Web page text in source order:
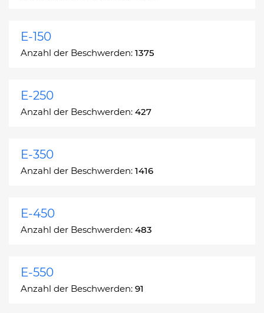
E-150
Anzahl der Beschwerden: 1375
E-250
Anzahl der Beschwerden: 427
E-350
Anzahl der Beschwerden: 1416
E-450
Anzahl der Beschwerden: 483
E-550
Anzahl der Beschwerden: 91